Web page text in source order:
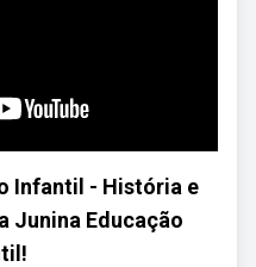
Infantil - História e
Junina Educação